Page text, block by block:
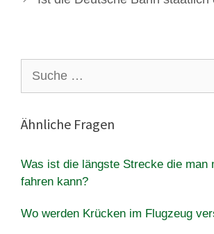
nach:
Ähnliche Fragen
Was ist die längste Strecke die man
fahren kann?
Wo werden Krücken im Flugzeug